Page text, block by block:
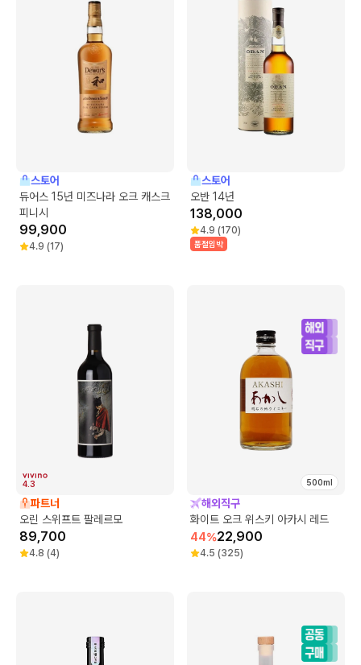
스토어
듀어스 15년 미즈나라 오크 캐스크
피니시
99,900
4.9 (17)
스토어
오반 14년
138,000
4.9 (170)
품절임박
4.3
파트너
오린 스위프트 팔레르모
89,700
4.8 (4)
500ml
해외직구
화이트 오크 위스키 아카시 레드
44%22,900
4.5 (325)